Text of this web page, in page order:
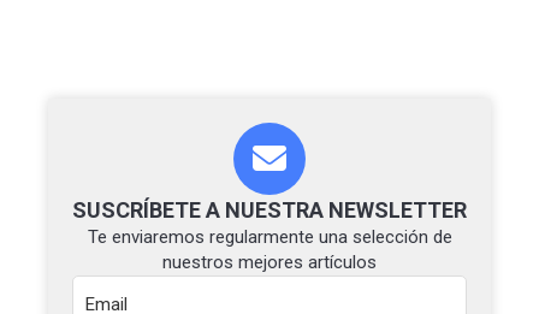
SUSCRÍBETE A NUESTRA NEWSLETTER
Te enviaremos regularmente una selección de
nuestros mejores artículos